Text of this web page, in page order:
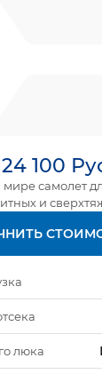
100
самолет
и
люка